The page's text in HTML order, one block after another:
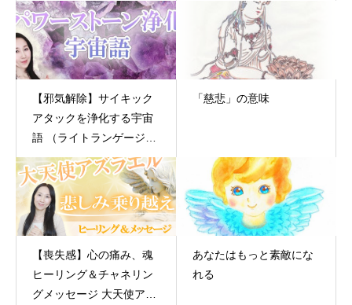
【邪気解除】サイキック
アタックを浄化する宇宙
語 （ライトランゲージ）
│ 東京 大阪 講座
「慈悲」の意味
【喪失感】心の痛み、魂
ヒーリング＆チャネリン
グメッセージ 大天使アズ
あなたはもっと素敵にな
れる